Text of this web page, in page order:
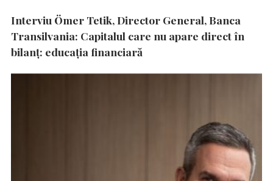
Interviu Ömer Tetik, Director General, Banca
Transilvania: Capitalul care nu apare direct în
bilanț: educația financiară